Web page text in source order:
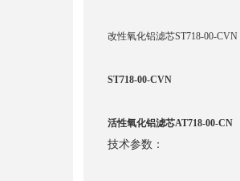
改性氧化铝滤芯ST718-00-CVN
ST718-00-CVN
活性氧化铝滤芯AT718-00-CN
技术参数：